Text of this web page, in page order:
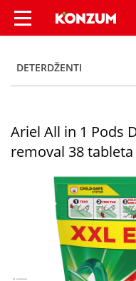
Ariel All in
DETERDŽENTI
Ariel All in 1 Pods
removal 38 tableta